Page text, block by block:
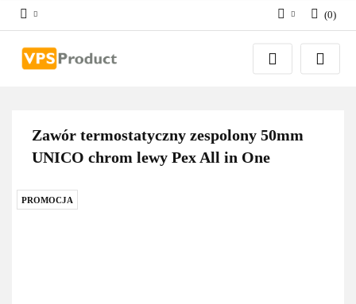
Zaloguj się
Zarejestruj się
(0)
Zawór termostatyczny zespolony 50mm
UNICO chrom lewy Pex All in One
PROMOCJA